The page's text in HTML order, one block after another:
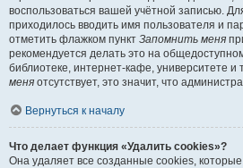
воспользоваться вашей учётной записью.
приходилось вводить имя пользователя и
отметить флажком пункт Запомнить меня
рекомендуется делать это на
библиотеке, интернет-кафе, университете и
меня отсутствует, это значит, что
Вернуться к началу
Что делает функция «Удалить cookies»?
Она удаляет все созданные cookies,